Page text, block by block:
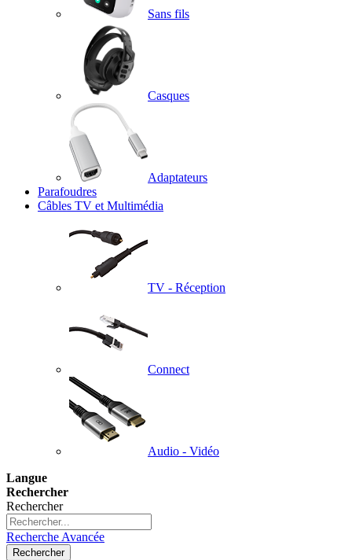
Sans fils
Casques
Adaptateurs
Parafoudres
Câbles TV et Multimédia
TV - Réception
Connect
Audio - Vidéo
Langue
Rechercher
Rechercher
Recherche Avancée
Rechercher